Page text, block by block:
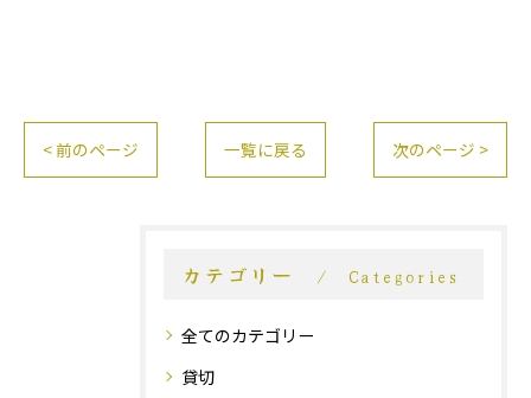
< 前のページ 一覧に戻る 次のページ >
カテゴリー Categories
全てのカテゴリー
貸切